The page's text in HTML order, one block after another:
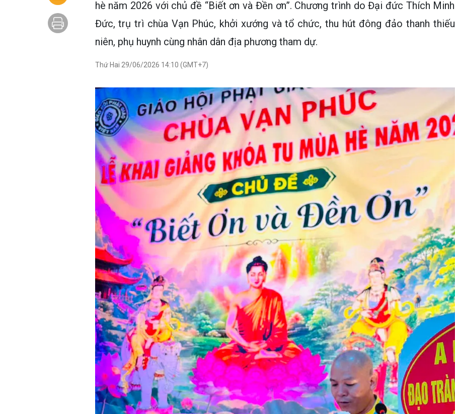
hè năm 2026 với chủ đề “Biết ơn và Đền ơn”. Chương trình do Đại đức Thích Minh
Đức, trụ trì chùa Vạn Phúc, khởi xướng và tổ chức, thu hút đông đảo thanh thiếu
niên, phụ huynh cùng nhân dân địa phương tham dự.
Thứ Hai 29/06/2026 14:10 (GMT+7)